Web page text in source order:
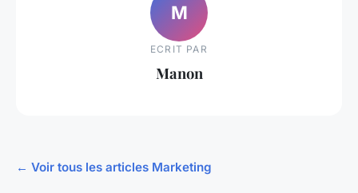
M
ECRIT PAR
Manon
← Voir tous les articles Marketing